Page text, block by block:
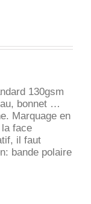
130gsm
bonnet …
Marquage en
face
il faut
bande polaire